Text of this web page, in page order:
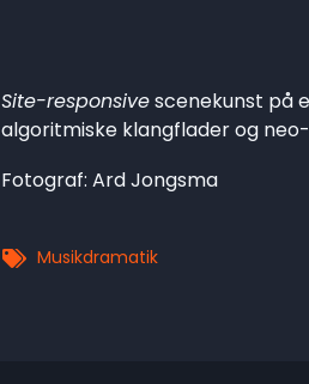
Site-responsivescenekunst på
algoritmiske klangflader og
Fotograf: Ard Jongsma
Musikdramatik